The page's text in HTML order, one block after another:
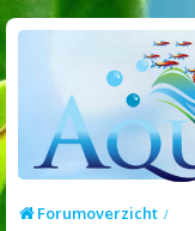
Forumoverzicht